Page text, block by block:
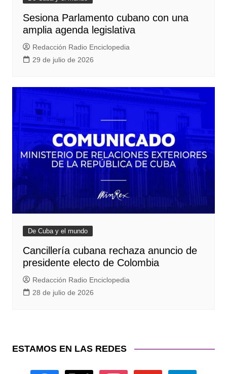
Sesiona Parlamento cubano con una
amplia agenda legislativa
Redacción Radio Enciclopedia
29 de julio de 2026
De Cuba y el mundo
Cancillería cubana rechaza anuncio de
presidente electo de Colombia
Redacción Radio Enciclopedia
28 de julio de 2026
ESTAMOS EN LAS REDES